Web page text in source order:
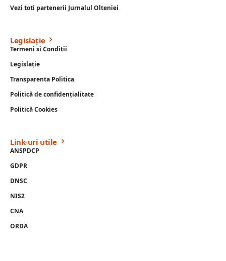
Vezi toti partenerii Jurnalul Olteniei
Legislație
Termeni si Conditii
Legislație
Transparenta Politica
Politică de confidențialitate
Politică Cookies
Link-uri utile
ANSPDCP
GDPR
DNSC
NIS2
CNA
ORDA